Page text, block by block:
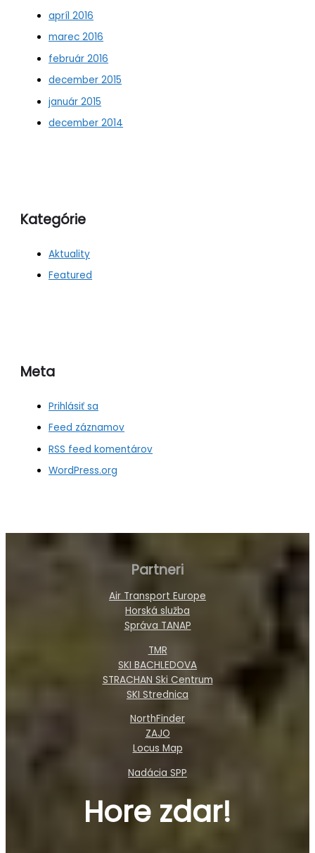
apríl 2016
marec 2016
február 2016
december 2015
január 2015
december 2014
Kategórie
Aktuality
Featured
Meta
Prihlásiť sa
Feed záznamov
RSS feed komentárov
WordPress.org
Partneri
Air Transport Europe
Horská služba
Správa TANAP
TMR
SKI BACHLEDOVA
STRACHAN Ski Centrum
SKI Strednica
NorthFinder
ZAJO
Locus Map
Nadácia SPP
Hore zdar!